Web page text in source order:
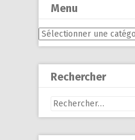
Menu
Menu
Rechercher
Rechercher :